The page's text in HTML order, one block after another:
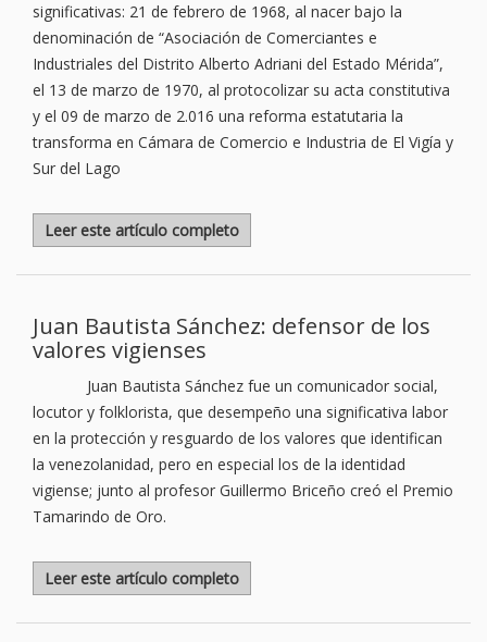
significativas: 21 de febrero de 1968, al nacer bajo la
denominación de “Asociación de Comerciantes e
Industriales del Distrito Alberto Adriani del Estado Mérida”,
el 13 de marzo de 1970, al protocolizar su acta constitutiva
y el 09 de marzo de 2.016 una reforma estatutaria la
transforma en Cámara de Comercio e Industria de El Vigía y
Sur del Lago
Leer este artículo completo
Juan Bautista Sánchez: defensor de los
valores vigienses
Juan Bautista Sánchez fue un comunicador social,
locutor y folklorista, que desempeño una significativa labor
en la protección y resguardo de los valores que identifican
la venezolanidad, pero en especial los de la identidad
vigiense; junto al profesor Guillermo Briceño creó el Premio
Tamarindo de Oro.
Leer este artículo completo